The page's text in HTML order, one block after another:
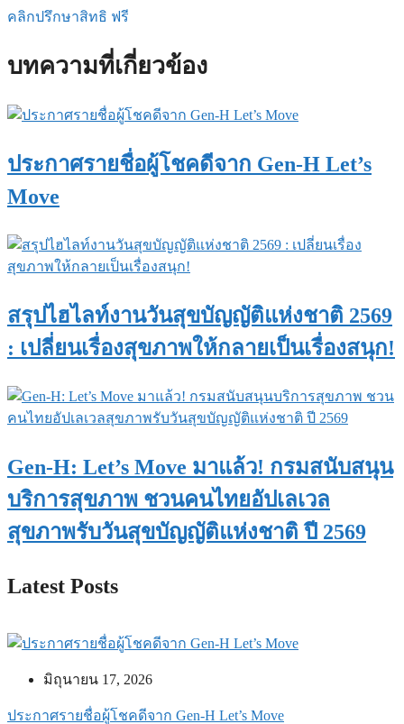
คลิกปรึกษาสิทธิ ฟรี
บทความที่เกี่ยวข้อง
ประกาศรายชื่อผู้โชคดีจาก Gen-H Let’s
Move
สรุปไฮไลท์งานวันสุขบัญญัติแห่งชาติ 2569
: เปลี่ยนเรื่องสุขภาพให้กลายเป็นเรื่องสนุก!
Gen-H: Let’s Move มาแล้ว! กรมสนับสนุน
บริการสุขภาพ ชวนคนไทยอัปเลเวล
สุขภาพรับวันสุขบัญญัติแห่งชาติ ปี 2569
Latest Posts
มิถุนายน 17, 2026
ประกาศรายชื่อผู้โชคดีจาก Gen-H Let’s Move